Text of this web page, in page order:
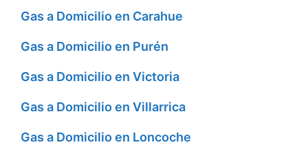
Gas a Domicilio en Carahue
Gas a Domicilio en Purén
Gas a Domicilio en Victoria
Gas a Domicilio en Villarrica
Gas a Domicilio en Loncoche